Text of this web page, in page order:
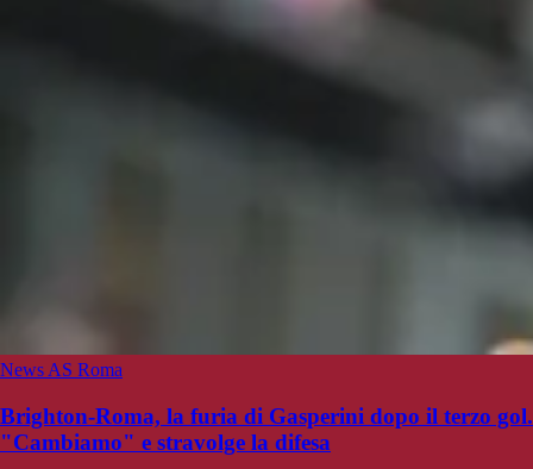
News AS Roma
Brighton-Roma, la furia di Gasperini dopo il terzo gol.
"Cambiamo" e stravolge la difesa